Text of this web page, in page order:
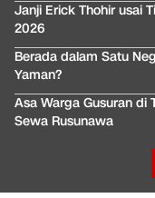
Janji Erick Thohir usai
2026
Berada dalam Satu
Yaman?
Asa Warga Gusuran di
Sewa Rusunawa